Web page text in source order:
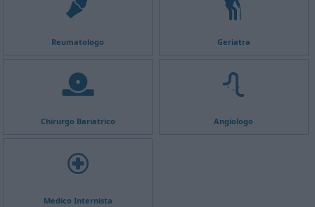
Reumatologo Geriatra
Chirurgo Bariatrico Angiologo
Medico Internista